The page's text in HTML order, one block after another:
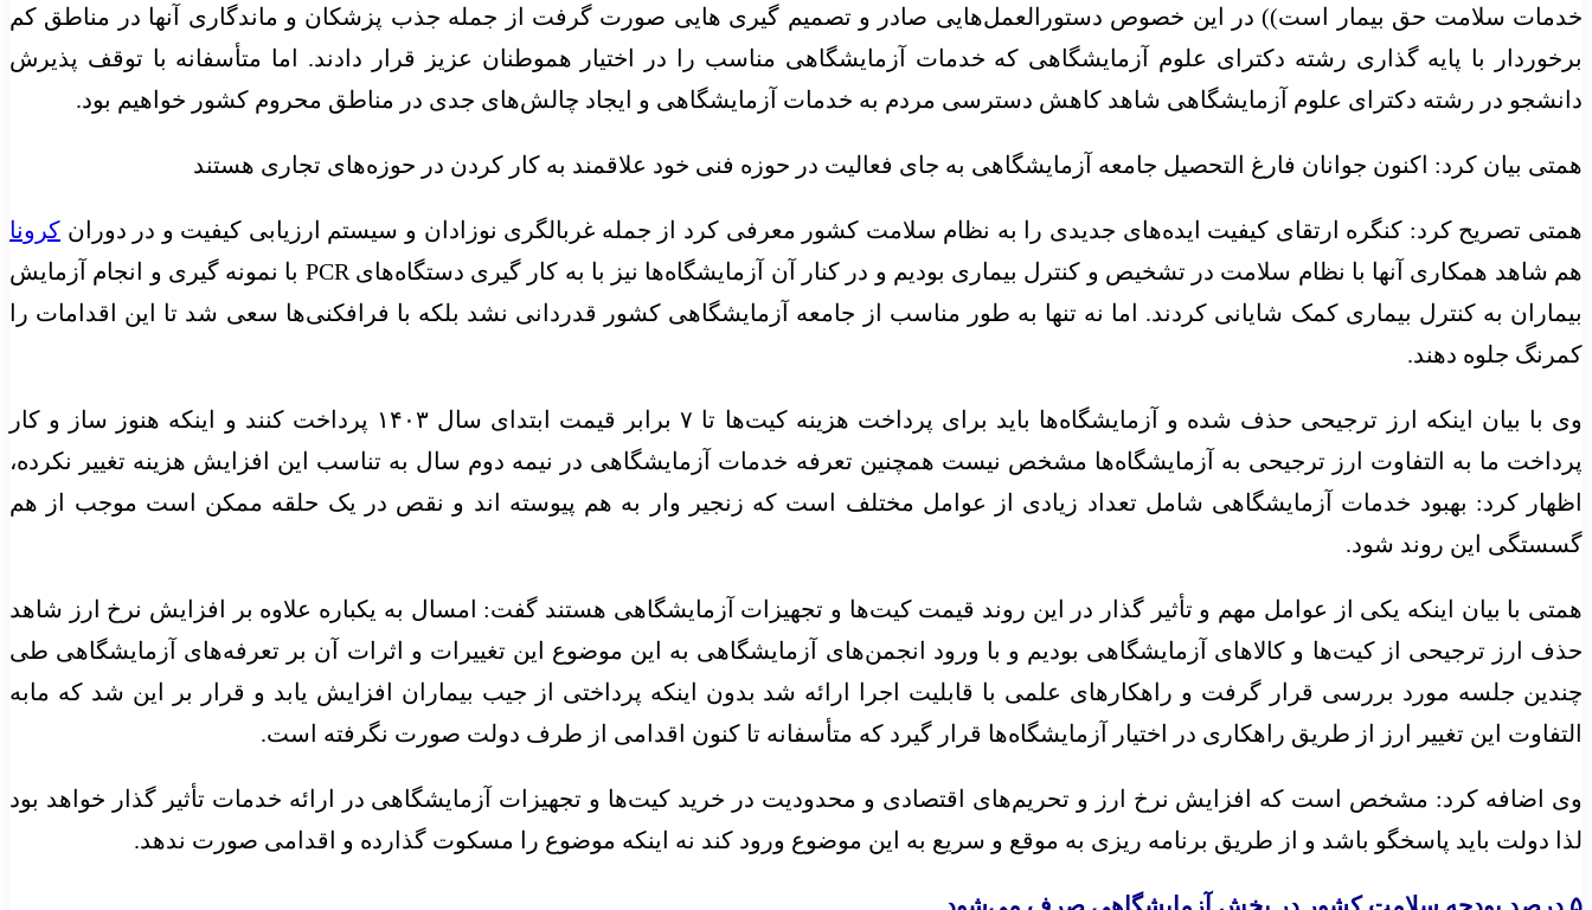
خدمات سلامت حق بیمار است)) در این خصوص دستورالعمل‌هایی صادر و تصمیم گیری هایی صورت گرفت از جمله جذب پزشکان و ماندگاری آنها در مناطق کم
برخوردار با پایه گذاری رشته دکترای علوم آزمایشگاهی که خدمات آزمایشگاهی مناسب را در اختیار هموطنان عزیز قرار دادند. اما متأسفانه با توقف پذیرش
دانشجو در رشته دکترای علوم آزمایشگاهی شاهد کاهش دسترسی مردم به خدمات آزمایشگاهی و ایجاد چالش‌های جدی در مناطق محروم کشور خواهیم بود.
همتی بیان کرد: اکنون جوانان فارغ التحصیل جامعه آزمایشگاهی به جای فعالیت در حوزه فنی خود علاقمند به کار کردن در حوزه‌های تجاری هستند
همتی تصریح کرد: کنگره ارتقای کیفیت ایده‌های جدیدی را به نظام سلامت کشور معرفی کرد از جمله غربالگری نوزادان و سیستم ارزیابی کیفیت و در دوران کرونا
هم شاهد همکاری آنها با نظام سلامت در تشخیص و کنترل بیماری بودیم و در کنار آن آزمایشگاه‌ها نیز با به کار گیری دستگاه‌های PCR با نمونه گیری و انجام آزمایش
بیماران به کنترل بیماری کمک شایانی کردند. اما نه تنها به طور مناسب از جامعه آزمایشگاهی کشور قدردانی نشد بلکه با فرافکنی‌ها سعی شد تا این اقدامات را
کمرنگ جلوه دهند.
وی با بیان اینکه ارز ترجیحی حذف شده و آزمایشگاه‌ها باید برای پرداخت هزینه کیت‌ها تا ۷ برابر قیمت ابتدای سال ۱۴۰۳ پرداخت کنند و اینکه هنوز ساز و کار
پرداخت ما به التفاوت ارز ترجیحی به آزمایشگاه‌ها مشخص نیست همچنین تعرفه خدمات آزمایشگاهی در نیمه دوم سال به تناسب این افزایش هزینه تغییر نکرده،
اظهار کرد: بهبود خدمات آزمایشگاهی شامل تعداد زیادی از عوامل مختلف است که زنجیر وار به هم پیوسته اند و نقص در یک حلقه ممکن است موجب از هم
گسستگی این روند شود.
همتی با بیان اینکه یکی از عوامل مهم و تأثیر گذار در این روند قیمت کیت‌ها و تجهیزات آزمایشگاهی هستند گفت: امسال به یکباره علاوه بر افزایش نرخ ارز شاهد
حذف ارز ترجیحی از کیت‌ها و کالاهای آزمایشگاهی بودیم و با ورود انجمن‌های آزمایشگاهی به این موضوع این تغییرات و اثرات آن بر تعرفه‌های آزمایشگاهی طی
چندین جلسه مورد بررسی قرار گرفت و راهکارهای علمی با قابلیت اجرا ارائه شد بدون اینکه پرداختی از جیب بیماران افزایش یابد و قرار بر این شد که مابه
التفاوت این تغییر ارز از طریق راهکاری در اختیار آزمایشگاه‌ها قرار گیرد که متأسفانه تا کنون اقدامی از طرف دولت صورت نگرفته است.
وی اضافه کرد: مشخص است که افزایش نرخ ارز و تحریم‌های اقتصادی و محدودیت در خرید کیت‌ها و تجهیزات آزمایشگاهی در ارائه خدمات تأثیر گذار خواهد بود
لذا دولت باید پاسخگو باشد و از طریق برنامه ریزی به موقع و سریع به این موضوع ورود کند نه اینکه موضوع را مسکوت گذارده و اقدامی صورت ندهد.
۵ درصد بودجه سلامت کشور در بخش آزمایشگاهی صرف می‌شود